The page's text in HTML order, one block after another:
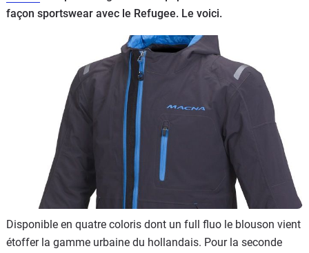
Scooters
façon sportswear avec le Refugee. Le voici.
Disponible en quatre coloris dont un full fluo le blouson vient
étoffer la gamme urbaine du hollandais. Pour la seconde